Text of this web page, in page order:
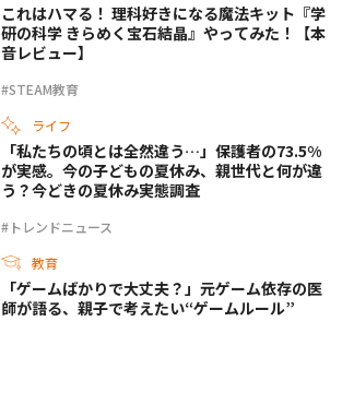
#STEAM教育
これはハマる！ 理科好きになる魔法キット『学
研の科学 きらめく宝石結晶』やってみた！【本
音レビュー】
ライフ
#トレンドニュース
「私たちの頃とは全然違う…」保護者の73.5%
が実感。今の子どもの夏休み、親世代と何が違
う？今どきの夏休み実態調査
教育
「ゲームばかりで大丈夫？」元ゲーム依存の医
師が語る、親子で考えたい“ゲームルール”